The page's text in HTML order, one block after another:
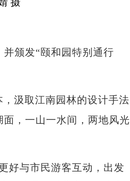
颁发“颐和园特别通行
汲取江南园林的设计手法
，一山一水间，两地风光
与市民游客互动，出发